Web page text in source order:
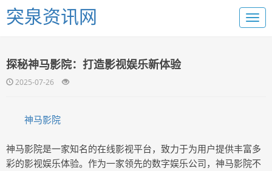
突泉资讯网
探秘神马影院：打造影视娱乐新体验
2025-07-26
神马影院
神马影院是一家知名的在线影视平台，致力于为用户提供丰富多
彩的影视娱乐体验。作为一家领先的数字娱乐公司，神马影院不